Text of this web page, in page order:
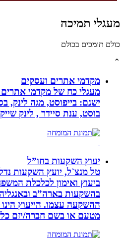
תמיכה
תומכים בכולם
מקדמי אתרים ועסקים
מעגלי כח של מקדמי אתרים
ישנם: בייפוסט, מגה לינק,
בוסט, ענת סיידר , לינק שייק,
יעוץ השקעות בחו”ל
טל מנצ`ל, יועץ השקעות נדלן
ביעוץ ואימון לכלכלת
בהשקעות בארה”ב ובאנגליה,
ההשקעה עצמו. הייעוץ הינו
מטעם או בשם חברה/יזם